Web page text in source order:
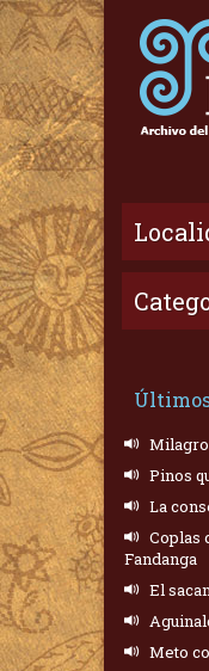
Pinos
La
Coplas
Fandanga
El
Meto